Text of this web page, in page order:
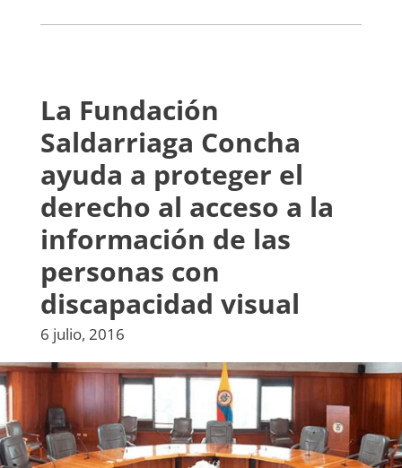
La Fundación
Saldarriaga Concha
ayuda a proteger el
derecho al acceso a la
información de las
personas con
discapacidad visual
6 julio, 2016